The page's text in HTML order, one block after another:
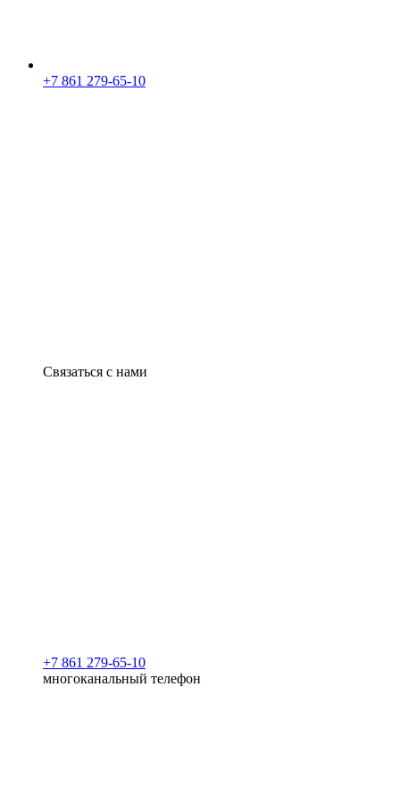
+7 861 279-65-10
Связаться с нами
+7 861 279-65-10
многоканальный телефон